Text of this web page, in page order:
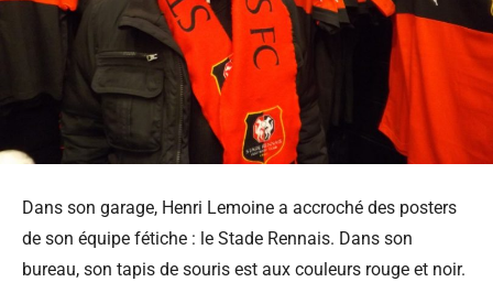
Dans son garage, Henri Lemoine a accroché des posters
de son équipe fétiche : le Stade Rennais. Dans son
bureau, son tapis de souris est aux couleurs rouge et noir.